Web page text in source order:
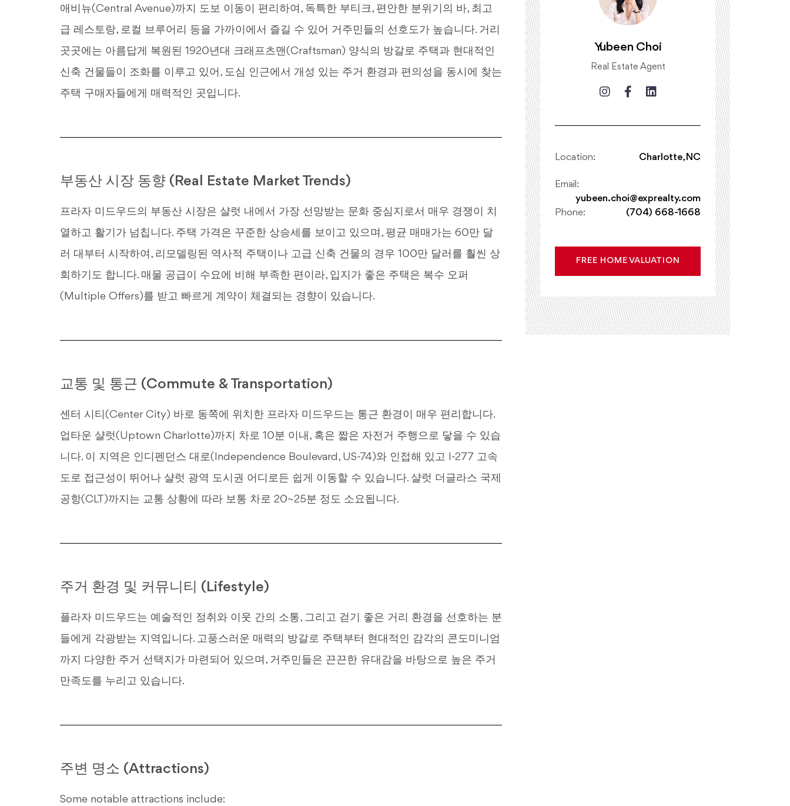
애비뉴(Central Avenue)까지 도보 이동이 편리하여, 독특한 부티크, 편안한 분위기의 바, 최고
급 레스토랑, 로컬 브루어리 등을 가까이에서 즐길 수 있어 거주민들의 선호도가 높습니다. 거리
곳곳에는 아름답게 복원된 1920년대 크래프츠맨(Craftsman) 양식의 방갈로 주택과 현대적인
신축 건물들이 조화를 이루고 있어, 도심 인근에서 개성 있는 주거 환경과 편의성을 동시에 찾는
주택 구매자들에게 매력적인 곳입니다.
부동산 시장 동향 (Real Estate Market Trends)
프라자 미드우드의 부동산 시장은 샬럿 내에서 가장 선망받는 문화 중심지로서 매우 경쟁이 치
열하고 활기가 넘칩니다. 주택 가격은 꾸준한 상승세를 보이고 있으며, 평균 매매가는 60만 달
러 대부터 시작하여, 리모델링된 역사적 주택이나 고급 신축 건물의 경우 100만 달러를 훨씬 상
회하기도 합니다. 매물 공급이 수요에 비해 부족한 편이라, 입지가 좋은 주택은 복수 오퍼
(Multiple Offers)를 받고 빠르게 계약이 체결되는 경향이 있습니다.
교통 및 통근 (Commute & Transportation)
센터 시티(Center City) 바로 동쪽에 위치한 프라자 미드우드는 통근 환경이 매우 편리합니다.
업타운 샬럿(Uptown Charlotte)까지 차로 10분 이내, 혹은 짧은 자전거 주행으로 닿을 수 있습
니다. 이 지역은 인디펜던스 대로(Independence Boulevard, US-74)와 인접해 있고 I-277 고속
도로 접근성이 뛰어나 샬럿 광역 도시권 어디로든 쉽게 이동할 수 있습니다. 샬럿 더글라스 국제
공항(CLT)까지는 교통 상황에 따라 보통 차로 20~25분 정도 소요됩니다.
주거 환경 및 커뮤니티 (Lifestyle)
플라자 미드우드는 예술적인 정취와 이웃 간의 소통, 그리고 걷기 좋은 거리 환경을 선호하는 분
들에게 각광받는 지역입니다. 고풍스러운 매력의 방갈로 주택부터 현대적인 감각의 콘도미니엄
까지 다양한 주거 선택지가 마련되어 있으며, 거주민들은 끈끈한 유대감을 바탕으로 높은 주거
만족도를 누리고 있습니다.
주변 명소 (Attractions)
Some notable attractions include:
Yubeen Choi
Real Estate Agent
Location: Charlotte, NC
Email:
yubeen.choi@exprealty.com
Phone:
(704) 668-1668
FREE HOME VALUATION